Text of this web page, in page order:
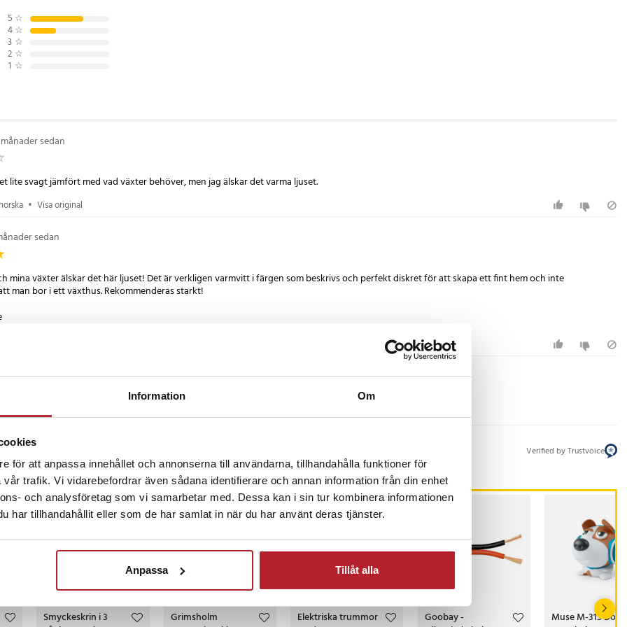
Information Om
för att anpassa innehållet och annonserna till användarna, tillhandahålla funktioner för
trafik. Vi vidarebefordrar även sådana identifierare och annan information från din enhet
och analysföretag som vi samarbetar med. Dessa kan i sin tur kombinera informationen
har tillhandahållit eller som de har samlat in när du har använt deras tjänster.
Anpassa Tillåt alla
sparar denna växtbelysning
och stora odlingsytor. USB-
flera strömkällor, så att du inte
och flexibel.
och ABS
(3000K) + 8 kallvita
+ 20 blåa + 8 varmvita (3000K)
cm
5 ☆
4 ☆
3 ☆
2 ☆
1 ☆
sedan
lite svagt jämfört med vad växter behöver, men jag älskar det varma ljuset.
• Visa original
sedan
mina växter älskar det här ljuset! Det är verkligen varmvitt i färgen som beskrivs och perfekt diskret för att skapa ett fint hem och inte
man bor i ett växthus. Rekommenderas starkt!
sedan
Verified by Trustvoice
-32%
PRESENTTIPS
Smyckeskrin i 3
-23 %
Grimsholm
-26%
Elektriska trummor
Goobay -
Muse M-315 Dog